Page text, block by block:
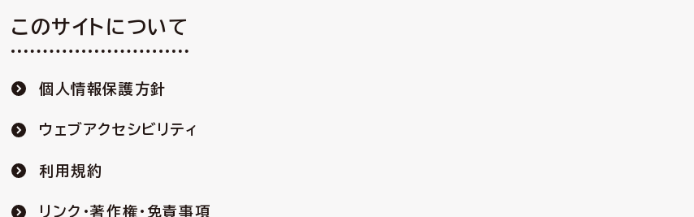
このサイトについて
個人情報保護方針
ウェブアクセシビリティ
利用規約
リンク・著作権・免責事項